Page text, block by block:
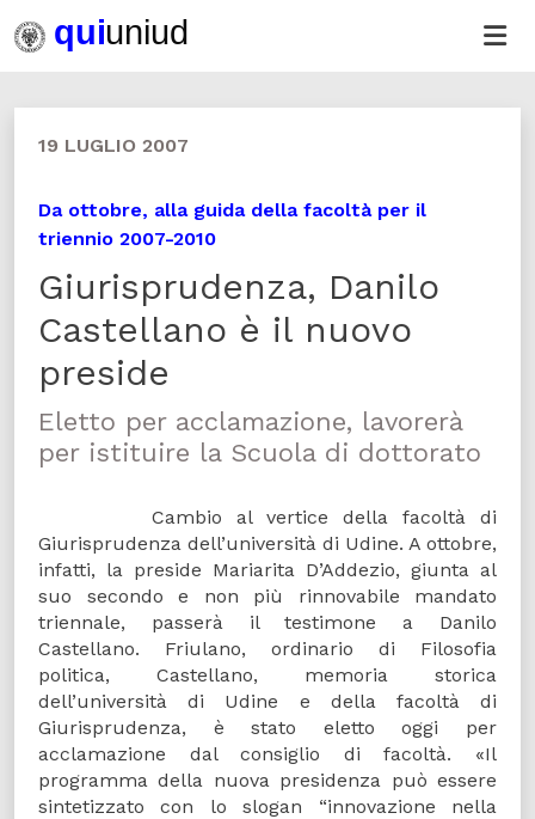
19 LUGLIO 2007
Da ottobre, alla guida della facoltà per il
triennio 2007-2010
Giurisprudenza, Danilo
Castellano è il nuovo
preside
Eletto per acclamazione, lavorerà
per istituire la Scuola di dottorato
Cambio al vertice della facoltà di
Giurisprudenza dell’università di Udine. A ottobre,
infatti, la preside Mariarita D’Addezio, giunta al
suo secondo e non più rinnovabile mandato
triennale, passerà il testimone a Danilo
Castellano. Friulano, ordinario di Filosofia
politica, Castellano, memoria storica
dell’università di Udine e della facoltà di
Giurisprudenza, è stato eletto oggi per
acclamazione dal consiglio di facoltà. «Il
programma della nuova presidenza può essere
sintetizzato con lo slogan “innovazione nella